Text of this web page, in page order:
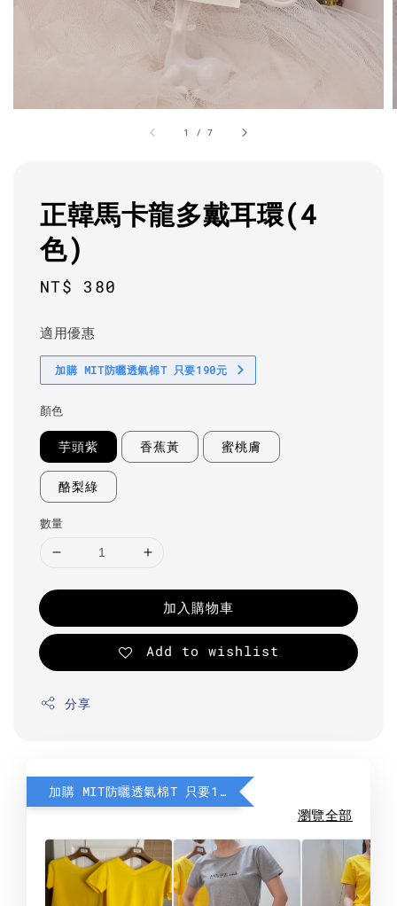
1 /7
正韓馬卡龍多戴耳環(4
色)
Regular
NT$ 380
適用優惠
加購 MIT防曬透氣棉T 只要190元
顏色
芋頭紫 香蕉黃 蜜桃膚
酪梨綠
數量
加入購物車
Add to wishlist
分享
加購 MIT防曬透氣棉T 只要190元
瀏覽全部